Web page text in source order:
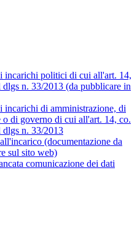
incarichi politici di cui all'art. 14,
dlgs n. 33/2013 (da pubblicare in
incarichi di amministrazione, di
o di governo di cui all'art. 14, co.
dlgs n. 33/2013
(documentazione da
sul sito web)
comunicazione dei dati